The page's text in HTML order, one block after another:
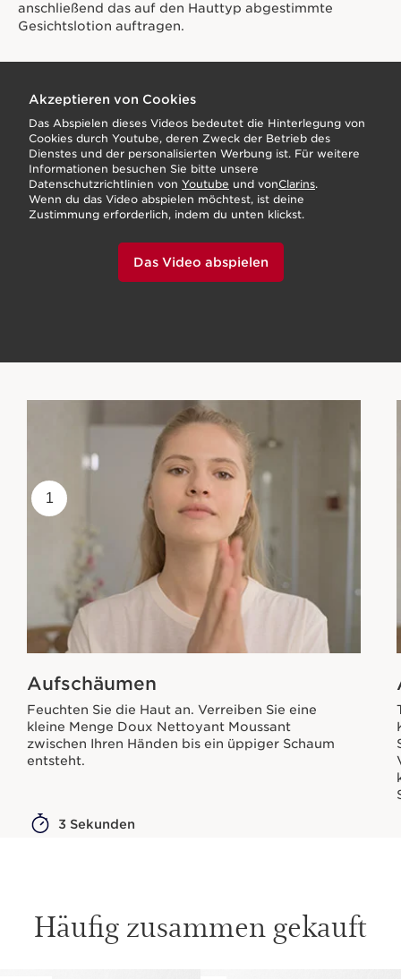
anschließend das auf den Hauttyp abgestimmte
Gesichtslotion auftragen.
Akzeptieren von Cookies
Das Abspielen dieses Videos bedeutet die Hinterlegung von
Cookies durch Youtube, deren Zweck der Betrieb des
Dienstes und der personalisierten Werbung ist. Für weitere
Informationen besuchen Sie bitte unsere
Datenschutzrichtlinien von Youtube und vonClarins.
Wenn du das Video abspielen möchtest, ist deine
Zustimmung erforderlich, indem du unten klickst.
Das Video abspielen
1
Aufschäumen
Feuchten Sie die Haut an. Verreiben Sie eine
kleine Menge Doux Nettoyant Moussant
zwischen Ihren Händen bis ein üppiger Schaum
entsteht.
3 Sekunden
Häufig zusammen gekauft